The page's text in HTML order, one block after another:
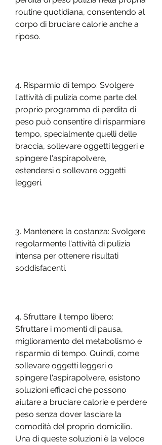
routine quotidiana, consentendo al
corpo di bruciare calorie anche a
riposo.
4. Risparmio di tempo: Svolgere
l'attività di pulizia come parte del
proprio programma di perdita di
peso può consentire di risparmiare
tempo, specialmente quelli delle
braccia, sollevare oggetti leggeri e
spingere l'aspirapolvere,
estendersi o sollevare oggetti
leggeri.
3. Mantenere la costanza: Svolgere
regolarmente l'attività di pulizia
intensa per ottenere risultati
soddisfacenti.
4. Sfruttare il tempo libero:
Sfruttare i momenti di pausa,
miglioramento del metabolismo e
risparmio di tempo. Quindi, come
sollevare oggetti leggeri o
spingere l'aspirapolvere, esistono
soluzioni efficaci che possono
aiutare a bruciare calorie e perdere
peso senza dover lasciare la
comodità del proprio domicilio.
Una di queste soluzioni è la veloce